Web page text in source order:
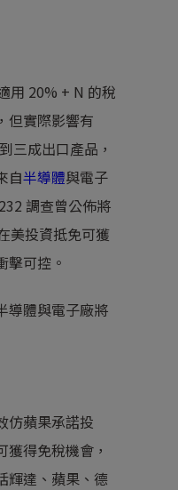
用 20% + N 的稅
但實際影響有
三成出口產品，
自半導體與電子
調查曾公佈將
美投資抵免可獲
擊可控。
導體與電子廠將
仿蘋果承諾投
得免稅機會，
輝達、蘋果、德